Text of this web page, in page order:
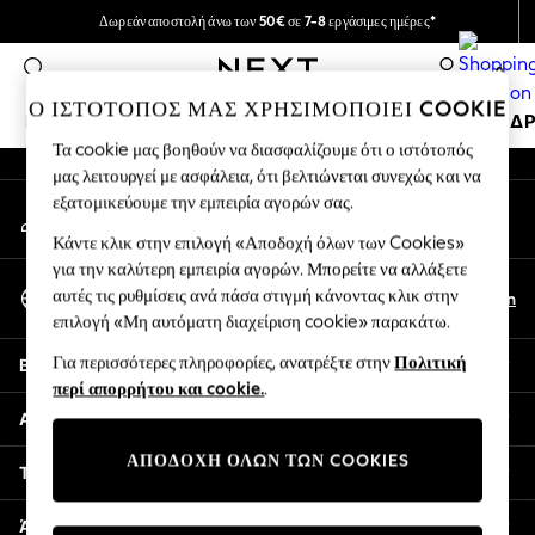
Δωρεάν αποστολή άνω των 50€ σε 7-8 εργάσιμες ημέρες*
Εύκολες επιστροφές εντός 28 ημερών* 0
ΚΟΡΊΤΣΙΑ ΑΓΌΡΙΑ ΜΩΡΌ ΓΥΝΑΊΚΕΣ
GIRLS
New In
50 - 92cm
98 - 110cm
116 - 134cm
140 - 174cm
Trending: Top & Short Sets
Trending: Clogs
All Clothing
Coats & Jackets
Sweatshirts & Hoodies
An error occurred on client
Τα Κοινωνικά μας Δίκτυα
Ο λογαριασμός μου
Σύνδεση στο λογαριασμό σας
Επιλέξτε Γλώσσα
Ελληνικά
En
Βοήθεια
Απόρρητο & νομικά
Τμήματα
Άλλες υπηρεσίες
Ο ΙΣΤΟΤΟΠΟΣ ΜΑΣ ΧΡΗΣΙΜΟΠΟΙΕΙ COOKIE
Τα cookie μας βοηθούν να διασφαλίζουμε ότι ο ιστότοπός
μας λειτουργεί με ασφάλεια, ότι βελτιώνεται συνεχώς και να
εξατομικεύουμε την εμπειρία αγορών σας.
Κάντε κλικ στην επιλογή «Αποδοχή όλων των Cookies»
για την καλύτερη εμπειρία αγορών. Μπορείτε να αλλάξετε
αυτές τις ρυθμίσεις ανά πάσα στιγμή κάνοντας κλικ στην
επιλογή «Μη αυτόματη διαχείριση cookie» παρακάτω.
Για περισσότερες πληροφορίες, ανατρέξτε στηνΠολιτική
περί απορρήτου και cookie..
ΑΠΟΔΟΧΗ ΟΛΩΝ ΤΩΝ COOKIES